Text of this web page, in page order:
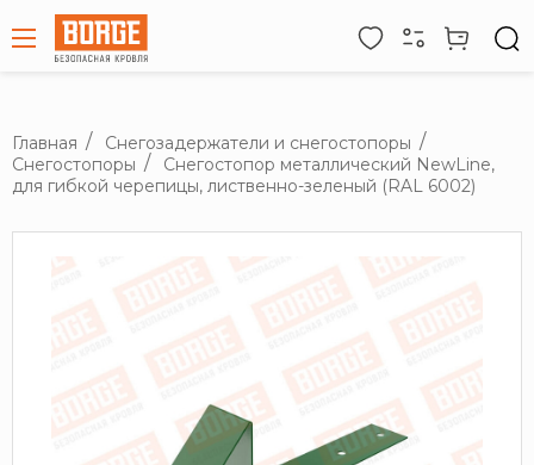
Главная
Снегозадержатели и снегостопоры
Снегостопоры
Снегостопор металлический NewLine,
для гибкой черепицы, лиственно-зеленый (RAL 6002)